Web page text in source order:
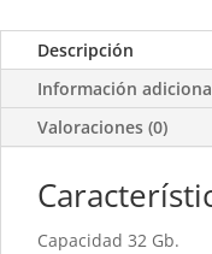
Descripción
Información
Valoraciones (0)
Capacidad 32 Gb.